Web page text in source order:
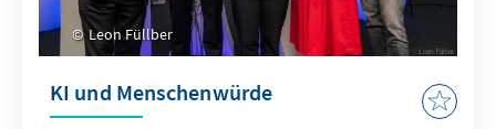
Leon Füllber
KI und Menschenwürde